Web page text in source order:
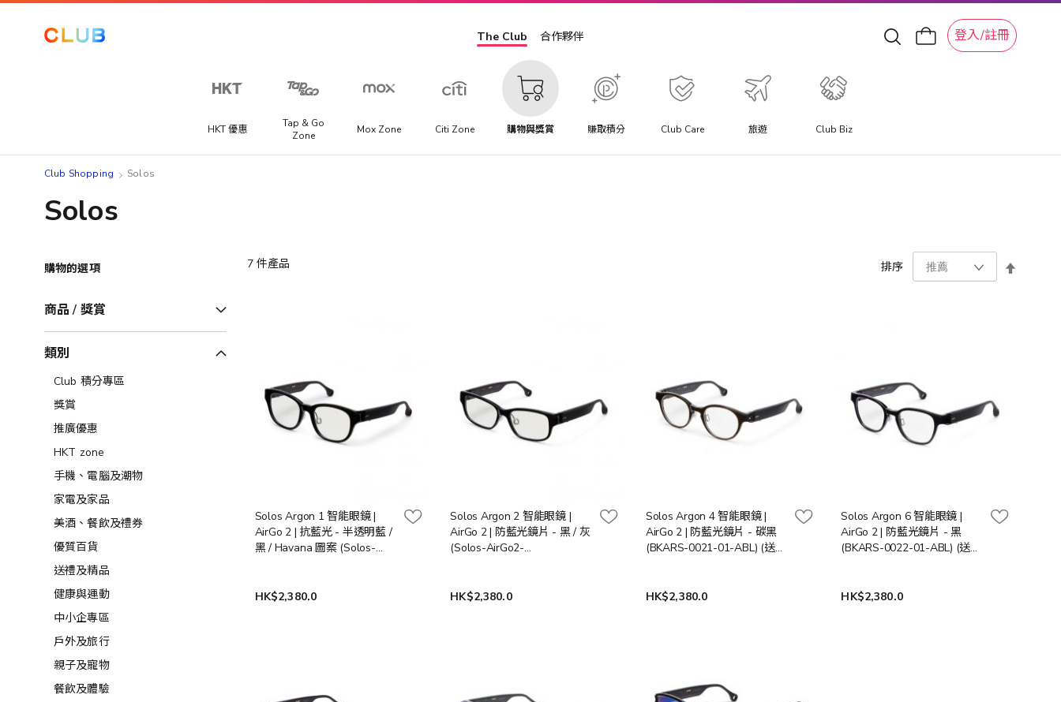
The Club 合作夥伴 登入/註冊
HKT 優惠
Tap & Go
Zone
Mox Zone Citi Zone 購物與獎賞 賺取積分 Club Care 旅遊 Club Biz
Club Shopping Solos
Solos
7件產品 排序
Solos Argon 1 智能眼鏡 |
AirGo 2 | 抗藍光 - 半透明藍 /
黑 / Havana 圖案 (Solos-
HK$2,380.0
Solos Argon 2 智能眼鏡 |
AirGo 2 | 防藍光鏡片 - 黑 / 灰
(Solos-AirGo2-
HK$2,380.0
Solos Argon 4 智能眼鏡 |
AirGo 2 | 防藍光鏡片 - 碳黑
(BKARS-0021-01-ABL) (送貨
HK$2,380.0
Solos Argon 6 智能眼鏡 |
AirGo 2 | 防藍光鏡片 - 黑
(BKARS-0022-01-ABL) (送貨
HK$2,380.0
購物的選項
商品 / 獎賞
類別
Club 積分專區
獎賞
推廣優惠
HKT zone
手機、電腦及潮物
家電及家品
美酒、餐飲及禮券​
優質百貨
送禮及精品
健康與運動
中小企專區
戶外及旅行
親子及寵物
餐飲及體驗